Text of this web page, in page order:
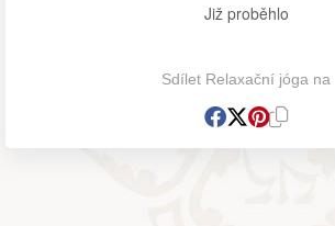
Již proběhlo
Sdílet Relaxační jóga na